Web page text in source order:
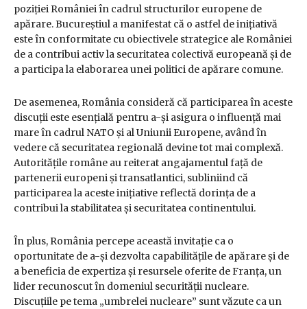
poziției României în cadrul structurilor europene de
apărare. Bucureștiul a manifestat că o astfel de inițiativă
este în conformitate cu obiectivele strategice ale României
de a contribui activ la securitatea colectivă europeană și de
a participa la elaborarea unei politici de apărare comune.
De asemenea, România consideră că participarea în aceste
discuții este esențială pentru a-și asigura o influență mai
mare în cadrul NATO și al Uniunii Europene, având în
vedere că securitatea regională devine tot mai complexă.
Autoritățile române au reiterat angajamentul față de
partenerii europeni și transatlantici, subliniind că
participarea la aceste inițiative reflectă dorința de a
contribui la stabilitatea și securitatea continentului.
În plus, România percepe această invitație ca o
oportunitate de a-și dezvolta capabilitățile de apărare și de
a beneficia de expertiza și resursele oferite de Franța, un
lider recunoscut în domeniul securității nucleare.
Discuțiile pe tema „umbrelei nucleare” sunt văzute ca un